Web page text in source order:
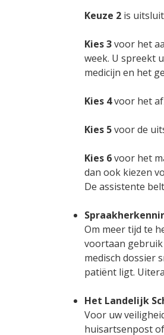
Keuze 2 is
Kies 3voor het
week. U spreekt
medicijn en het
Kies 4voor het
Kies 5voor de
Kies 6voor het
dan ook kiezen
De assistente
Om meer tijd te
voortaan gebruik
medisch dossier
patiënt ligt.
Het Landelijk
Voor uw
huisartsenpost